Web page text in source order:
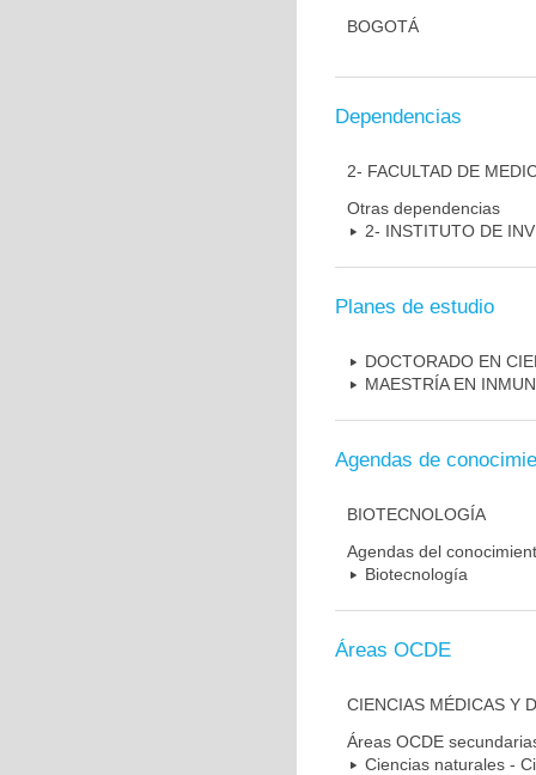
BOGOTÁ
Dependencias
2- FACULTAD DE
Otras dependencias
2- INSTITUTO DE
Planes de estudio
DOCTORADO EN
MAESTRÍA EN
Agendas de
BIOTECNOLOGÍA
Agendas del
Biotecnología
Áreas OCDE
CIENCIAS MÉDICAS Y
Áreas OCDE
Ciencias naturales -